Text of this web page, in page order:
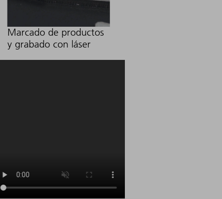
Marcado de productos
y grabado con láser